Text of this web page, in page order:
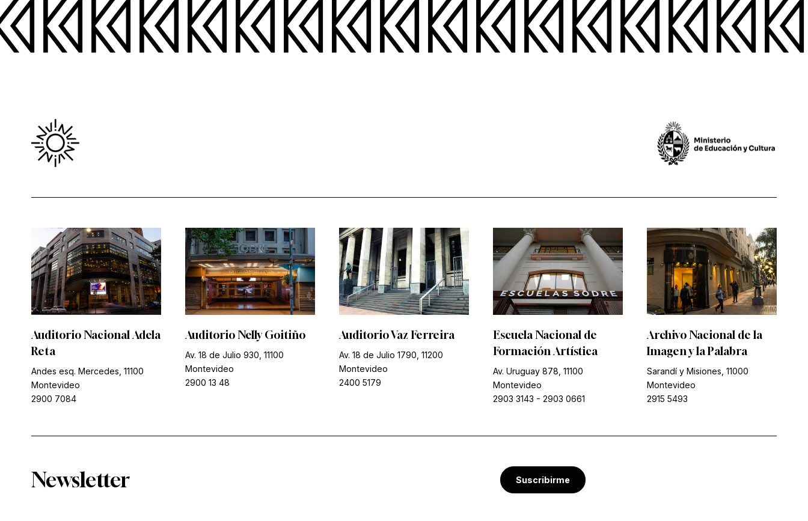
Auditorio Nacional Adela
Reta
Andes esq. Mercedes, 11100
Montevideo
2900 7084
Auditorio Nelly Goitiño
Av. 18 de Julio 930, 11100
Montevideo
2900 13 48
Auditorio Vaz Ferreira
Av. 18 de Julio 1790, 11200
Montevideo
2400 5179
Escuela Nacional de
Formación Artística
Av. Uruguay 878, 11100
Montevideo
2903 3143 - 2903 0661
Archivo Nacional de la
Imagen y la Palabra
Sarandí y Misiones, 11000
Montevideo
2915 5493
Newsletter Suscribirme